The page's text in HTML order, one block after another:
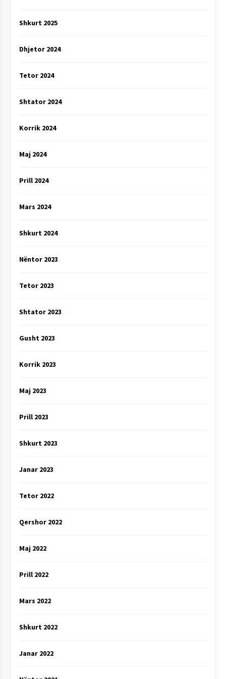
Shkurt 2025
Dhjetor 2024
Tetor 2024
Shtator 2024
Korrik 2024
Maj 2024
Prill 2024
Mars 2024
Shkurt 2024
Nëntor 2023
Tetor 2023
Shtator 2023
Gusht 2023
Korrik 2023
Maj 2023
Prill 2023
Shkurt 2023
Janar 2023
Tetor 2022
Qershor 2022
Maj 2022
Prill 2022
Mars 2022
Shkurt 2022
Janar 2022